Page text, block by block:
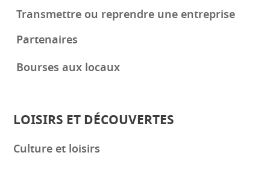
Transmettre ou reprendre une entreprise
Partenaires
Bourses aux locaux
LOISIRS ET DÉCOUVERTES
Culture et loisirs